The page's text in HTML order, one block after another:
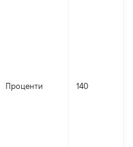
Проценти 140